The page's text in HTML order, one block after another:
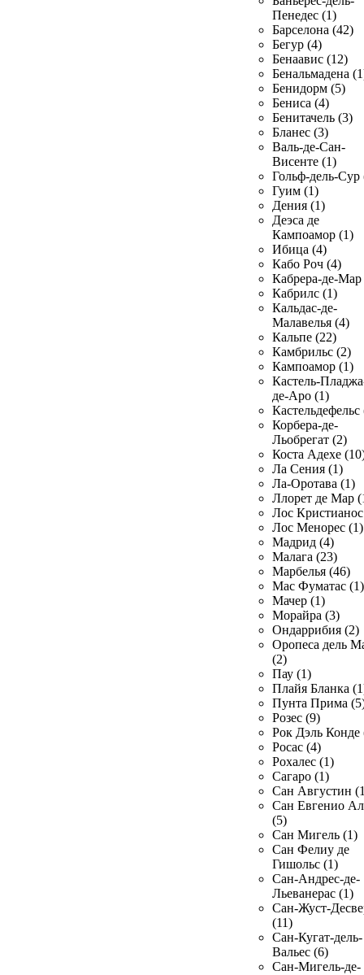
Пенедес (1)
Барселона (42)
Бегур (4)
Бенаавис (12)
Бенальмадена
Бенидорм (5)
Бениса (4)
Бенитачель (3)
Бланес (3)
Валь-де-Сан-
Висенте (1)
Гольф-дель-Сур
Гуим (1)
Дения (1)
Деэса де
Кампоамор (1)
Ибица (4)
Кабо Роч (4)
Кабрера-де-Мар
Кабрилс (1)
Кальдас-де-
Малавелья (4)
Кальпе (22)
Камбрильс (2)
Кампоамор (1)
Кастель-
де-Аро (1)
Кастельдефельс
Корбера-де-
Льобрегат (2)
Коста Адехе
Ла Сения (1)
Ла-Оротава (1)
Ллорет де Мар
Лос
Лос Менорес (1)
Мадрид (4)
Малага (23)
Марбелья (46)
Мас Фуматас (1)
Мачер (1)
Морайра (3)
Ондаррибия (2)
Оропеса дель
(2)
Пау (1)
Плайя Бланка
Пунта Прима
Розес (9)
Рок Дэль Конде
Росас (4)
Рохалес (1)
Сагаро (1)
Сан Августин
Сан Евгенио
(5)
Сан Мигель (1)
Сан Фелиу де
Гишольс (1)
Сан-Андрес-де-
Льеванерас (1)
Сан-Жуст-
(11)
Сан-Кугат-дель-
Вальес (6)
Сан-Мигель-де-